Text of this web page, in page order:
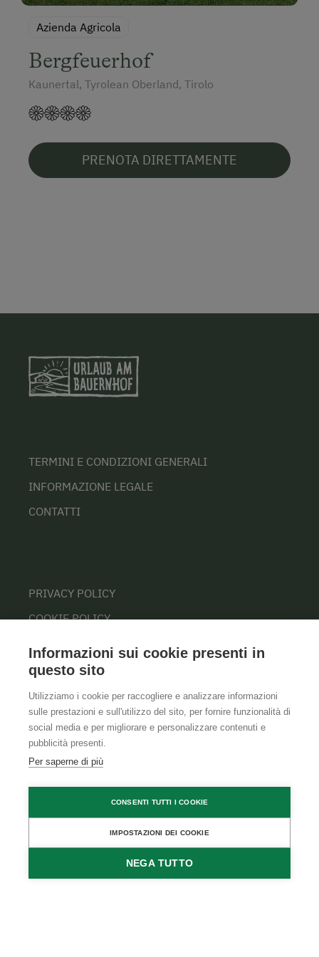
Azienda Agricola
Bergfeuerhof
Kaunertal, Tyrolean Oberland, Tirolo
PRENOTA DIRETTAMENTE
DISPONIBILITÀ
DIRETTAMENTE
TERMINI E CONDIZIONI GENERALI
INFORMAZIONE LEGALE
CONTATTI
PRIVACY POLICY
COOKIE POLICY
Informazioni sui cookie presenti in
questo sito
Utilizziamo i cookie per raccogliere e analizzare informazioni
sulle prestazioni e sull'utilizzo del sito, per fornire funzionalità di
social media e per migliorare e personalizzare contenuti e
pubblicità presenti.
Per saperne di più
CONSENTI TUTTI I COOKIE
IMPOSTAZIONI DEI COOKIE
NEGA TUTTO